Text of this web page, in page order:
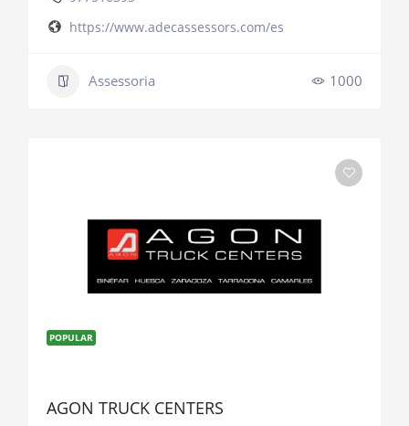
https://www.adecassessors.com/es
Assessoria 1000
POPULAR
AGON TRUCK CENTERS